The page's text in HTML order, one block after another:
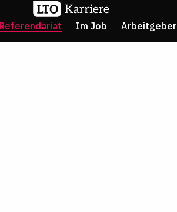
Referendariat Im Job Arbeitgeber